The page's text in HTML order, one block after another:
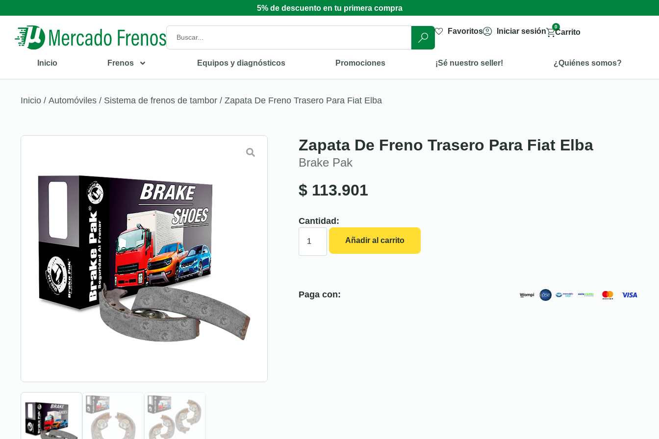
5% de descuento en tu primera compra
Favoritos Iniciar sesión
0
Carrito
Inicio Frenos Equipos y diagnósticos Promociones ¡Sé nuestro seller! ¿Quiénes somos?
Inicio / Automóviles / Sistema de frenos de tambor / Zapata De Freno Trasero Para Fiat Elba
Zapata De Freno Trasero Para Fiat Elba
Brake Pak
$ 113.901
Cantidad:
Añadir al carrito
Paga con: